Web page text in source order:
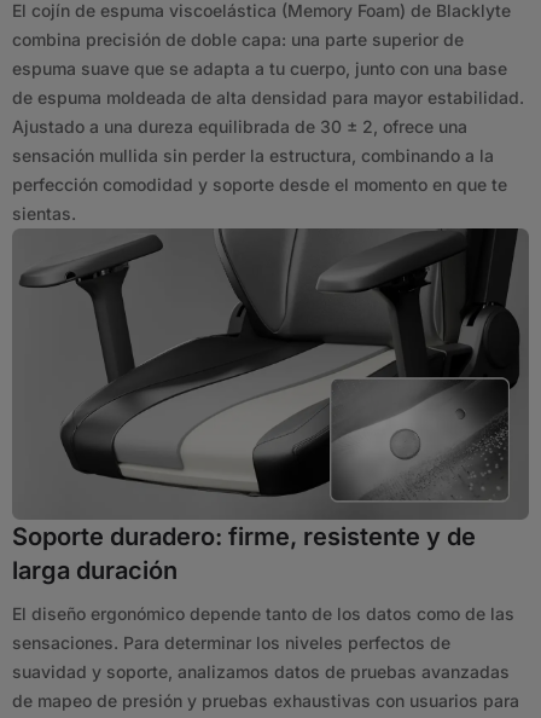
El cojín de espuma viscoelástica (Memory Foam) de Blacklyte
combina precisión de doble capa: una parte superior de
espuma suave que se adapta a tu cuerpo, junto con una base
de espuma moldeada de alta densidad para mayor estabilidad.
Ajustado a una dureza equilibrada de 30 ± 2, ofrece una
sensación mullida sin perder la estructura, combinando a la
perfección comodidad y soporte desde el momento en que te
sientas.
Soporte duradero: firme, resistente y de
larga duración
El diseño ergonómico depende tanto de los datos como de las
sensaciones. Para determinar los niveles perfectos de
suavidad y soporte, analizamos datos de pruebas avanzadas
de mapeo de presión y pruebas exhaustivas con usuarios para